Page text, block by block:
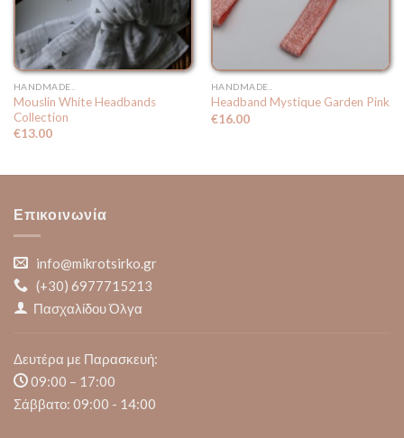
HANDMADE..
Mouslin White Headbands
Collection
€13.00
HANDMADE..
Headband Mystique Garden Pink
€16.00
Επικοινωνία
info@mikrotsirko.gr
(+30) 6977715213
Πασχαλίδου Όλγα
Δευτέρα με Παρασκευή:
09:00 – 17:00
Σάββατο: 09:00 - 14:00